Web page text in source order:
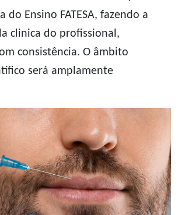
do Ensino FATESA, fazendo a
clinica do profissional,
consistência. O âmbito
será amplamente